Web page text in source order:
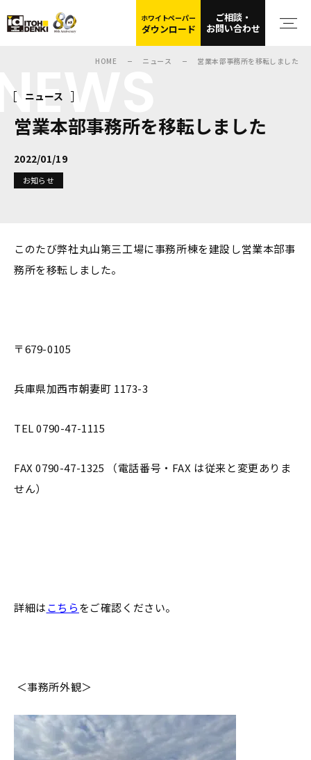
ホワイトペーパー
ダウンロード
ご相談・
お問い合わせ
HOME ニュース 営業本部事務所を移転しました
ニュース
営業本部事務所を移転しました
2022/01/19
お知らせ
このたび弊社丸山第三工場に事務所棟を建設し営業本部事
務所を移転しました。
〒679-0105
兵庫県加西市朝妻町 1173-3
TEL 0790-47-1115
FAX 0790-47-1325 （電話番号・FAX は従来と変更ありま
せん）
詳細はこちらをご確認ください。
＜事務所外観＞